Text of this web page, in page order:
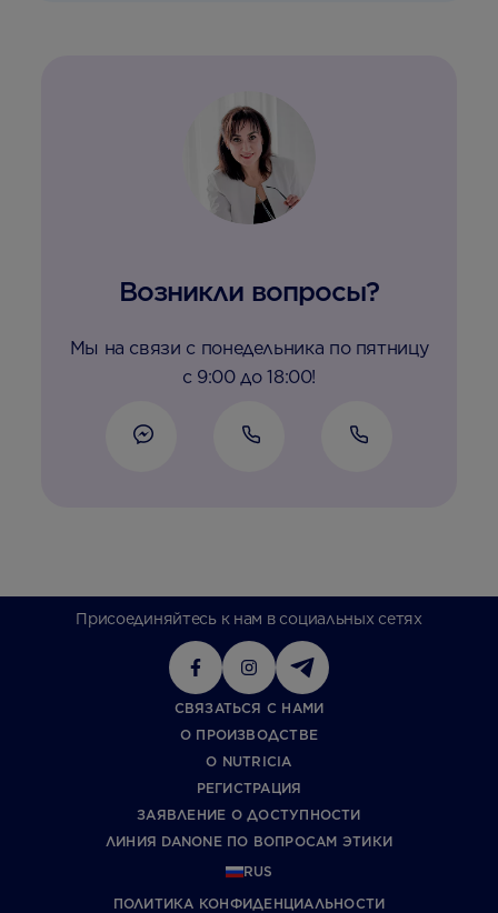
Возникли вопросы?
Мы на связи с понедельника по пятницу
с 9:00 до 18:00!
Присоединяйтесь к нам в социальных сетях
СВЯЗАТЬСЯ С НАМИ
О ПРОИЗВОДСТВЕ
О NUTRICIA
РЕГИСТРАЦИЯ
ЗАЯВЛЕНИЕ О ДОСТУПНОСТИ
ЛИНИЯ DANONE ПО ВОПРОСАМ ЭТИКИ
RUS
ПОЛИТИКА КОНФИДЕНЦИАЛЬНОСТИ